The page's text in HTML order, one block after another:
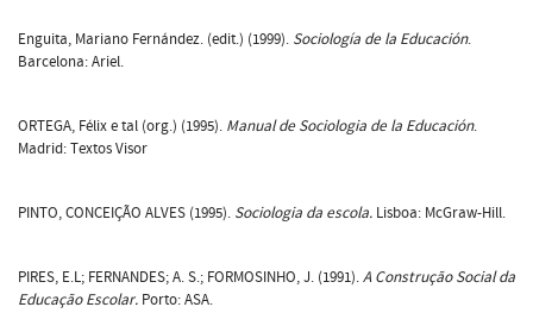
Enguita, Mariano Fernández. (edit.) (1999). Sociología de la Educación.
Barcelona: Ariel.
ORTEGA, Félix e tal (org.) (1995). Manual de Sociologia de la Educación.
Madrid: Textos Visor
PINTO, CONCEIÇÃO ALVES (1995). Sociologia da escola. Lisboa: McGraw-Hill.
PIRES, E.L; FERNANDES; A. S.; FORMOSINHO, J. (1991).A Construção Social da
Educação Escolar. Porto: ASA.